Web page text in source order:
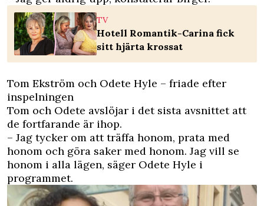
TV
Hotell Romantik-Carina fick
sitt hjärta krossat
Tom Ekström och Odete Hyle – friade efter
inspelningen
Tom och Odete avslöjar i det sista avsnittet att
de fortfarande är ihop.
– Jag tycker om att träffa honom, prata med
honom och göra saker med honom. Jag vill se
honom i alla lägen, säger Odete Hyle i
programmet.